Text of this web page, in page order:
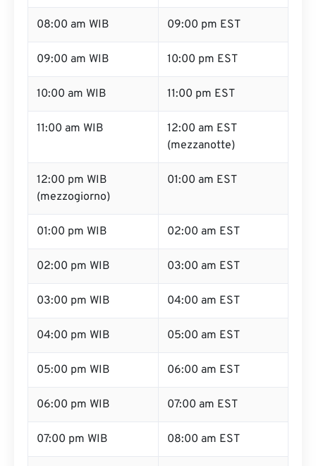
08:00 am WIB 09:00 pm EST
09:00 am WIB 10:00 pm EST
10:00 am WIB 11:00 pm EST
11:00 am WIB
12:00 am EST
(mezzanotte)
12:00 pm WIB
(mezzogiorno)
01:00 am EST
01:00 pm WIB 02:00 am EST
02:00 pm WIB 03:00 am EST
03:00 pm WIB 04:00 am EST
04:00 pm WIB 05:00 am EST
05:00 pm WIB 06:00 am EST
06:00 pm WIB 07:00 am EST
07:00 pm WIB 08:00 am EST